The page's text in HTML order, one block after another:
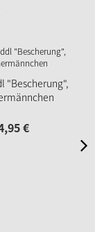
"Bescherung",
95€